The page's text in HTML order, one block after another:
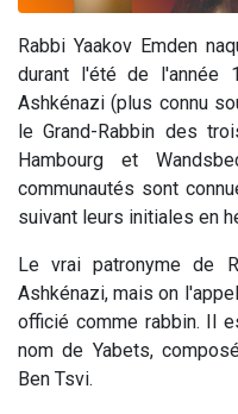
Rabbi Yaakov Emden
durant l'été de l'année
Ashkénazi (plus connu
le Grand-Rabbin des
Hambourg et
communautés sont
suivant leurs initiales en
Le vrai patronyme de
Ashkénazi, mais on
officié comme rabbin. Il
nom de Yabets,
Ben Tsvi.